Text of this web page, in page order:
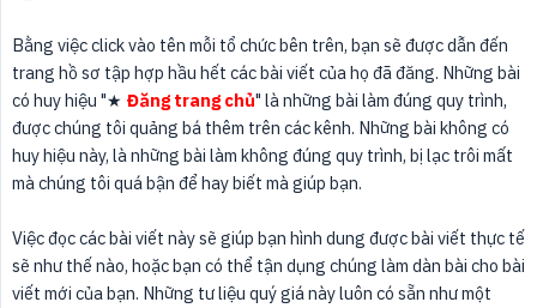
Bằng việc click vào tên mỗi tổ chức bên trên, bạn sẽ được dẫn đến
trang hồ sơ tập hợp hầu hết các bài viết của họ đã đăng. Những bài
có huy hiệu "★ Đăng trang chủ" là những bài làm đúng quy trình,
được chúng tôi quảng bá thêm trên các kênh. Những bài không có
huy hiệu này, là những bài làm không đúng quy trình, bị lạc trôi mất
mà chúng tôi quá bận để hay biết mà giúp bạn.
Việc đọc các bài viết này sẽ giúp bạn hình dung được bài viết thực tế
sẽ như thế nào, hoặc bạn có thể tận dụng chúng làm dàn bài cho bài
viết mới của bạn. Những tư liệu quý giá này luôn có sẵn như một